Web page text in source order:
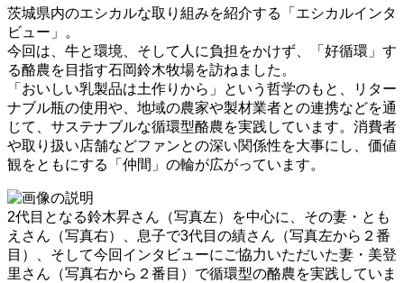
ル
ア
ク
シ
ョ
ン
県
の
取
組
み・
活
動
認
茨城県内のエシカルな取り組みを紹介する「エシカルインタ
ビュー」。
今回は、牛と環境、そして人に負担をかけず、「好循環」す
る酪農を目指す石岡鈴木牧場を訪ねました。
「おいしい乳製品は土作りから」という哲学のもと、リター
ナブル瓶の使用や、地域の農家や製材業者との連携などを通
じて、サステナブルな循環型酪農を実践しています。消費者
や取り扱い店舗などファンとの深い関係性を大事にし、価値
観をともにする「仲間」の輪が広がっています。
2代目となる鈴木昇さん（写真左）を中心に、その妻・とも
えさん（写真右）、息子で3代目の績さん（写真左から２番
目）、そして今回インタビューにご協力いただいた妻・美登
里さん（写真右から２番目）で循環型の酪農を実践していま